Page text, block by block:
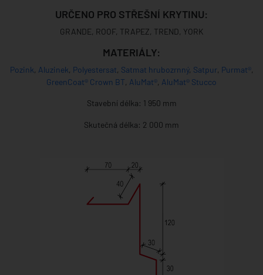
URČENO PRO STŘEŠNÍ KRYTINU:
GRANDE, ROOF, TRAPEZ, TREND, YORK
MATERIÁLY:
Pozink Aluzinek Polyestersat Satmat hrubozrnný, Satpur, Purmat®,
GreenCoat® Crown BT AluMat® AluMat® Stucco
Stavební délka: 1 950 mm
Skutečná délka: 2 000 mm